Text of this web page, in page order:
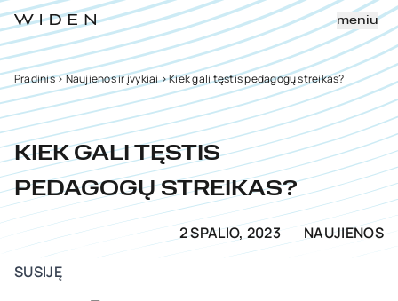
meniu
Pradinis>Naujienos ir įvykiai>Kiek gali tęstis pedagogų streikas?
KIEK GALI TĘSTIS
PEDAGOGŲ STREIKAS?
2 SPALIO, 2023
NAUJIENOS
SUSIJĘ